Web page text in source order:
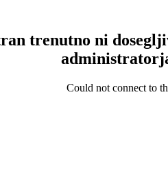
trenutno ni
Could not connect to